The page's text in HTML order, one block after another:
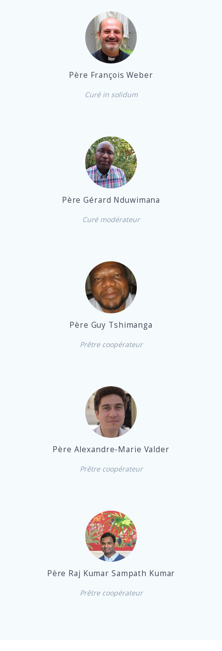
Père François Weber
Curé in solidum
Père Gérard Nduwimana
Curé modérateur
Père Guy Tshimanga
Prêtre coopérateur
Père Alexandre-Marie Valder
Prêtre coopérateur
Père Raj Kumar Sampath Kumar
Prêtre coopérateur